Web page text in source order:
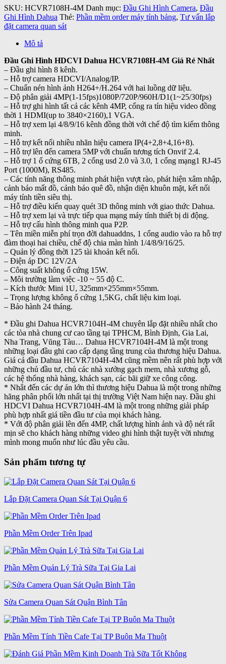
SKU: HCVR7108H-4M Danh mục: Đầu Ghi Hình Camera, Đầu
Ghi Hình Dahua Thẻ: Phần mềm order máy tính bảng, Tư vấn lắp
đặt camera quan sát
Mô tả
Đầu Ghi Hình HDCVI Dahua HCVR7108H-4M Giá Rẻ Nhất
– Đầu ghi hình 8 kênh.
– Hỗ trợ camera HDCVI/Analog/IP.
– Chuẩn nén hình ảnh H264+/H.264 với hai luồng dữ liệu.
– Độ phân giải 4MP(1-15fps)1080P/720P/960H/D1(1~25/30fps)
– Hỗ trợ ghi hình tất cả các kênh 4MP, cổng ra tín hiệu video đồng
thời 1 HDMI(up to 3840×2160),1 VGA.
– Hỗ trợ xem lại 4/8/9/16 kênh đồng thời với chế độ tìm kiếm thông
minh.
– Hỗ trợ kết nối nhiều nhãn hiệu camera IP(4+2,8+4,16+8).
– Hỗ trợ lên đến camera 5MP với chuẩn tương tích Onvif 2.4.
– Hỗ trợ 1 ổ cứng 6TB, 2 cổng usd 2.0 và 3.0, 1 cổng mạng1 RJ-45
Port (1000M), RS485.
– Các tính năng thông minh phát hiện vượt rào, phát hiện xâm nhập,
cảnh báo mất đồ, cảnh báo quê đồ, nhận diện khuôn mặt, kết nối
máy tính tiền siêu thị.
– Hỗ trợ điều kiển quay quét 3D thông minh với giao thức Dahua.
– Hỗ trợ xem lại và trực tiếp qua mạng máy tính thiết bị di động.
– Hỗ trợ cấu hình thông minh qua P2P.
– Tên miền miễn phí trọn đời dahuaddns, 1 cổng audio vào ra hỗ trợ
đàm thoại hai chiều, chế độ chia màn hình 1/4/8/9/16/25.
– Quản lý đồng thời 125 tài khoản kết nối.
– Điện áp DC 12V/2A
– Công suất không ổ cứng 15W.
– Môi trường làm việc -10 ~ 55 độ C.
– Kích thước Mini 1U, 325mm×255mm×55mm.
– Trọng lượng không ổ cứng 1,5KG, chất liệu kim loại.
– Bảo hành 24 tháng.
* Đầu ghi Dahua HCVR7104H-4M chuyên lắp đặt nhiều nhất cho
các tòa nhà chung cư cao tầng tại TPHCM, Bình Định, Gia Lai,
Nha Trang, Vũng Tàu… Dahua HCVR7104H-4M là một trong
những loại đầu ghi cao cấp dạng tầng trung của thương hiệu Dahua.
Giá cả đầu Dahua HCVR7104H-4M cũng mềm nên rất phù hợp với
những chủ đầu tư, chủ các nhà xưởng gạch mem, nhà xương gỗ,
các hệ thống nhà hàng, khách sạn, các bãi giữ xe công công.
* Nhắt đến các dự án lớn thì thương hiệu Dahua là một trong những
hãng phân phối lớn nhất tại thị trường Việt Nam hiện nay. Đầu ghi
HDCVI Dahua HCVR7104H-4M là một trong những giải pháp
phù hợp nhất giá tiền đầu tư của mọi khách hàng.
* Với độ phân giải lên đến 4MP, chất lượng hình ảnh và độ nét rất
mịn sẽ cho khách hàng những video ghi hình thật tuyệt vời nhưng
mình mong muốn như lúc đầu yêu cầu.
Sản phẩm tương tự
Lắp Đặt Camera Quan Sát Tại Quận 6
Phần Mềm Order Trên Ipad
Phần Mềm Quản Lý Trà Sữa Tại Gia Lai
Sửa Camera Quan Sát Quận Bình Tân
Phần Mềm Tính Tiền Cafe Tại TP Buôn Ma Thuột